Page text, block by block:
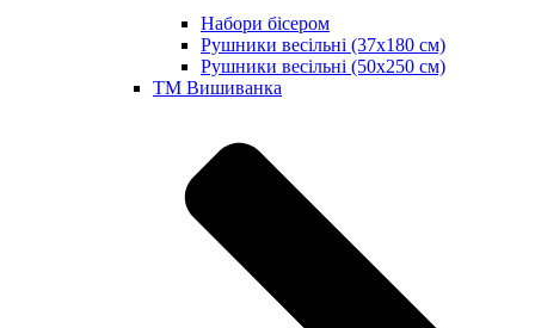
Набори бісером
Рушники весільні (37х180 см)
Рушники весільні (50х250 см)
ТМ Вишиванка